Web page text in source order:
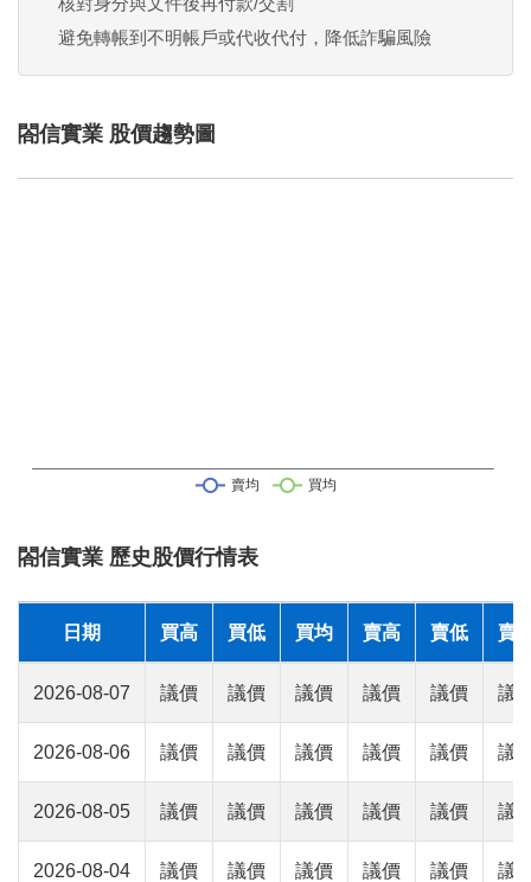
避免轉帳到不明帳戶或代收代付，降低詐騙風險
閤信實業 股價趨勢圖
閤信實業 歷史股價行情表
日期 買高 買低 買均 賣高 賣低 賣
2026-08-07 議價 議價 議價 議價 議價 議
2026-08-06 議價 議價 議價 議價 議價 議
2026-08-05 議價 議價 議價 議價 議價 議
2026-08-04 議價 議價 議價 議價 議價 議